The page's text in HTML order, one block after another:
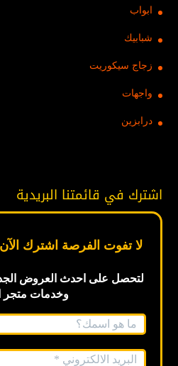
ابواب
شبابيك
زجاج سيكوريت
واجهات
درابزين
اشترك في قائمتنا البريدية
لا تفوت الفرصة اشترك
لتحصل على احدث العروض
وخدمات متجر